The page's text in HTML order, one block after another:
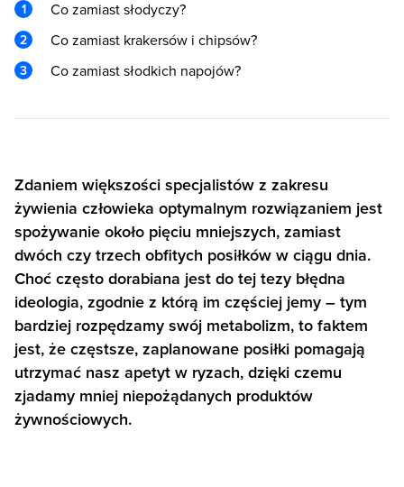
Co zamiast słodyczy?
Co zamiast krakersów i chipsów?
Co zamiast słodkich napojów?
Zdaniem większości specjalistów z zakresu
żywienia człowieka optymalnym rozwiązaniem jest
spożywanie około pięciu mniejszych, zamiast
dwóch czy trzech obfitych posiłków w ciągu dnia.
Choć często dorabiana jest do tej tezy błędna
ideologia, zgodnie z którą im częściej jemy – tym
bardziej rozpędzamy swój metabolizm, to faktem
jest, że częstsze, zaplanowane posiłki pomagają
utrzymać nasz apetyt w ryzach, dzięki czemu
zjadamy mniej niepożądanych produktów
żywnościowych.